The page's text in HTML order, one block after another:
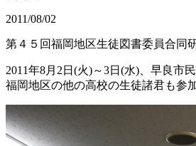
2011/08/02
第４５回福岡地区生徒図書委員合同
2011年8月2日(火)～3日(水)、早良市
福岡地区の他の高校の生徒諸君も参